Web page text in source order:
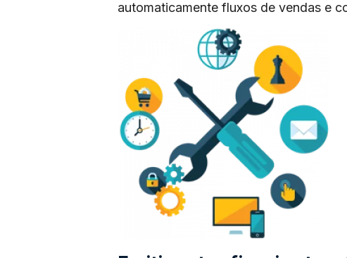
automaticamente fluxos de vendas e